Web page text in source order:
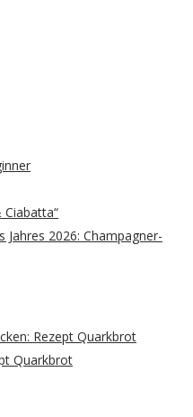
Jahres 2026: Champagner-
Rezept Quarkbrot
Quarkbrot